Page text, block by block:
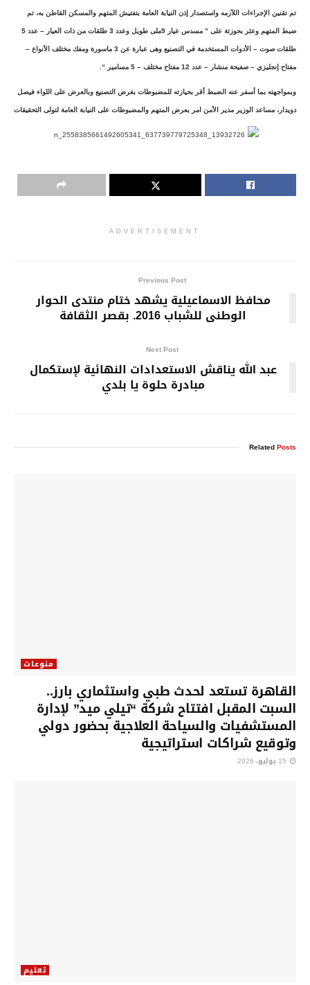
تم تقنين الإجراءات اللآزمه واستصدار إذن النيابة العامة بتفتيش المتهم والمسكن القاطن به، تم
ضبط المتهم وعثر بحوزتة على ” مسدس عيار 9ملى طويل وعدد 3 طلقات من ذات العيار – عدد 5
طلقات صوت – الأدوات المستخدمة في التصنيع وهى عبارة عن 3 ماسورة ومفك مختلف الأنواع –
مفتاح إنجليزي – صفيحة منشار – عدد 12 مفتاح مختلف – 5 مسامير “.
وبمواجهته بما أسفر عنه الضبط أقر بحيازته للمضبوطات بغرض التصنيع وبالعرض على اللواء فيصل
دويدار، مساعد الوزير مدير الأمن امر بعرض المتهم والمضبوطات على النيابة العامة لتولى التحقيقات
ADVERTISEMENT
Previous Post
محافظ الاسماعيلية يشهد ختام منتدى الحوار
الوطنى للشباب 2016. بقصر الثقافة
Next Post
عبد الله يناقش الاستعدادات النهائية لإستكمال
مبادرة حلوة يا بلدي
RelatedPosts
منوعات
القاهرة تستعد لحدث طبي واستثماري بارز..
السبت المقبل افتتاح شركة “تيلي ميد” لإدارة
المستشفيات والسياحة العلاجية بحضور دولي
وتوقيع شراكات استراتيجية
تعليم